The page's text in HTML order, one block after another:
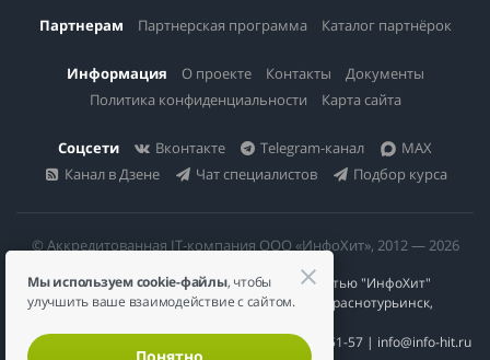
Партнерам Партнерская программа Каталог партнёрок
Информация О проекте Контакты
Документы
Политика конфиденциальности
Карта сайта
Соцсети Вконтакте Telegram-канал
MAX
Канал в Дзене
Чат специалистов Подбор курса
© Аккредитованная IT-компания ООО «ИнфоХит», 2012 — 2026
Общество с ограниченной ответственностью "ИнфоХит"
624446, Россия, Свердловская область, г. Краснотурьинск,
ИНН 6617023200 | КПП 661701001 | +7 984 888-51-57 | info@info-hit.ru
Мы используем cookie-файлы, чтобы
улучшить ваше взаимодействие с сайтом.